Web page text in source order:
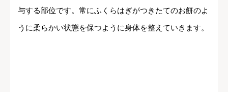
与する部位です。常にふくらはぎがつきたてのお餅のよ
うに柔らかい状態を保つように身体を整えていきます。